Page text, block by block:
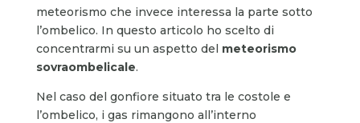
meteorismo che invece interessa la parte sotto
l’ombelico. In questo articolo ho scelto di
concentrarmi su un aspetto del meteorismo
sovraombelicale.
Nel caso del gonfiore situato tra le costole e
l’ombelico, i gas rimangono all’interno